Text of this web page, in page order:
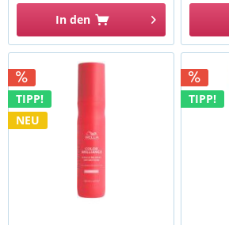
In den
TIPP!
NEU
TIPP!